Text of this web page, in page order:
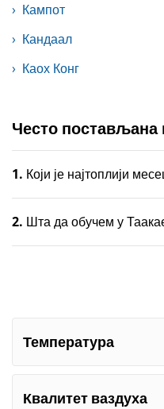
Кампот
Кандаал
Каох Конг
Често постављана
1. Који је најтоплији
2. Шта да обучем у
Температура
Квалитет ваздуха